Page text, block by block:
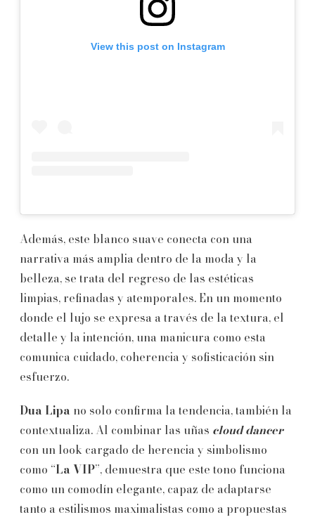
View this post on Instagram
Además, este blanco suave conecta con una
narrativa más amplia dentro de la moda y la
belleza, se trata del regreso de las estéticas
limpias, refinadas y atemporales. En un momento
donde el lujo se expresa a través de la textura, el
detalle y la intención, una manicura como esta
comunica cuidado, coherencia y sofisticación sin
esfuerzo.
Dua Lipa no solo confirma la tendencia, también la
contextualiza. Al combinar las uñas cloud dancer
con un look cargado de herencia y simbolismo
como “La VIP”, demuestra que este tono funciona
como un comodín elegante, capaz de adaptarse
tanto a estilismos maximalistas como a propuestas